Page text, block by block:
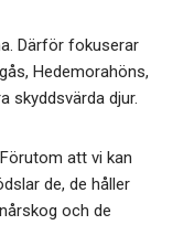
Därför fokuserar
Hedemorahöns,
skyddsvärda djur.
att vi kan
de, de håller
och de